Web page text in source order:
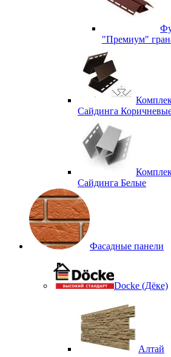
"Премиум"
Сайдинга
Сайдинга Белые
Фасадные панели
Docke (Дёке)
Алтай